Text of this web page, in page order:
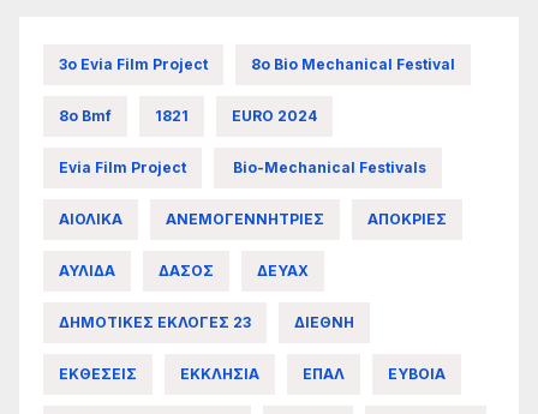
3ο Evia Film Project 8ο Bio Mechanical Festival
8ο Bmf 1821 EURO 2024
Evia Film Project Bio-Mechanical Festivals
ΑΙΟΛΙΚΑ ΑΝΕΜΟΓΕΝΝΗΤΡΙΕΣ ΑΠΟΚΡΙΕΣ
ΑΥΛΙΔΑ ΔΑΣΟΣ ΔΕΥΑΧ
ΔΗΜΟΤΙΚΕΣ ΕΚΛΟΓΕΣ 23 ΔΙΕΘΝΗ
ΕΚΘΕΣΕΙΣ ΕΚΚΛΗΣΙΑ ΕΠΑΛ ΕΥΒΟΙΑ